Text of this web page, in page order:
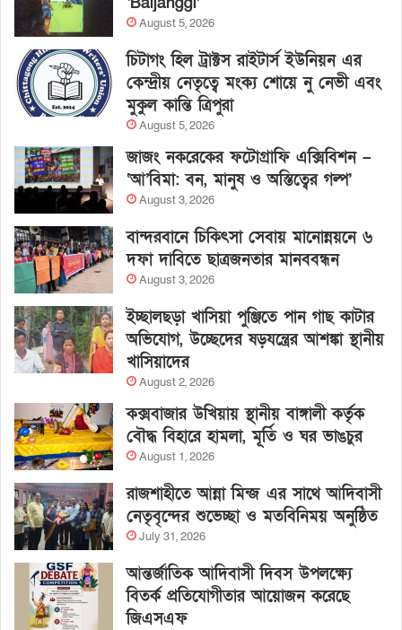
August 5, 2026
চিটাগং হিল ট্রাক্টস রাইটার্স ইউনিয়ন এর
কেন্দ্রীয় নেতৃত্বে মংক্য শোয়ে নু নেভী এবং
মুকুল কান্তি ত্রিপুরা
August 5, 2026
জাজং নকরেকের ফটোগ্রাফি এক্সিবিশন –
‘আ’বিমা: বন, মানুষ ও অস্তিত্বের গল্প’
August 3, 2026
বান্দরবানে চিকিৎসা সেবায় মানোন্নয়নে ৬
দফা দাবিতে ছাত্রজনতার মানববন্ধন
August 3, 2026
ইচ্ছালছড়া খাসিয়া পুঞ্জিতে পান গাছ কাটার
অভিযোগ, উচ্ছেদের ষড়যন্ত্রের আশঙ্কা স্থানীয়
খাসিয়াদের
August 2, 2026
কক্সবাজার উখিয়ায় স্থানীয় বাঙ্গালী কর্তৃক
বৌদ্ধ বিহারে হামলা, মূর্তি ও ঘর ভাঙচুর
August 1, 2026
রাজশাহীতে আন্না মিন্জ এর সাথে আদিবাসী
নেতৃবৃন্দের শুভেচ্ছা ও মতবিনিময় অনুষ্ঠিত
July 31, 2026
আন্তর্জাতিক আদিবাসী দিবস উপলক্ষ্যে
বিতর্ক প্রতিযোগীতার আয়োজন করেছে
জিএসএফ